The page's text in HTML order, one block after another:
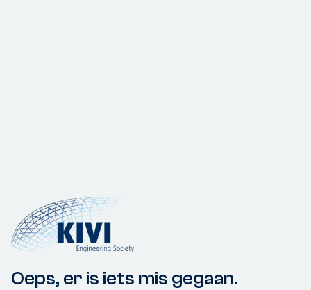
Oeps, er is iets mis gegaan.